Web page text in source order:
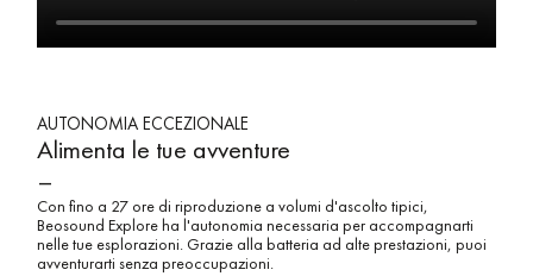
AUTONOMIA ECCEZIONALE
Alimenta le tue avventure
–
Con fino a 27 ore di riproduzione a volumi d'ascolto tipici,
Beosound Explore ha l'autonomia necessaria per accompagnarti
nelle tue esplorazioni. Grazie alla batteria ad alte prestazioni, puoi
avventurarti senza preoccupazioni.